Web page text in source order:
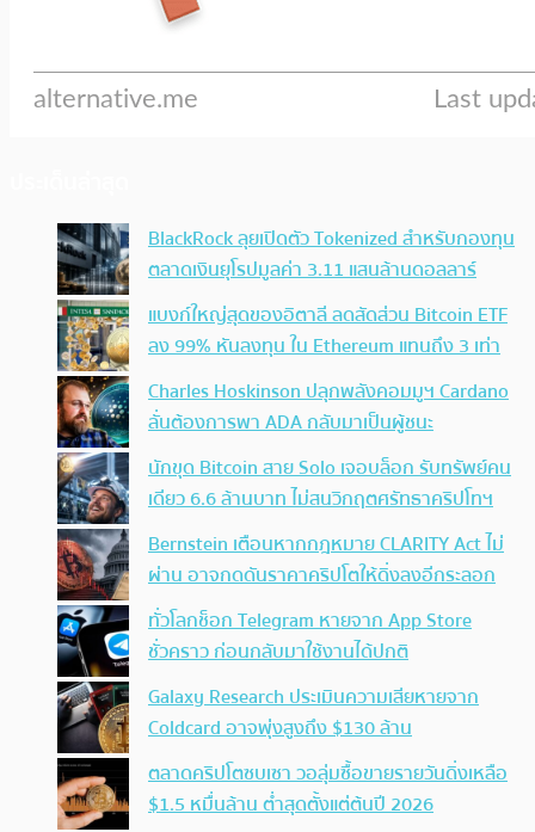
BlackRock ลุยเปิดตัว Tokenized สำหรับกองทุน
ตลาดเงินยุโรปมูลค่า 3.11 แสนล้านดอลลาร์
แบงก์ใหญ่สุดของอิตาลี ลดสัดส่วน Bitcoin ETF
ลง 99% หันลงทุน ใน Ethereum แทนถึง 3 เท่า
Charles Hoskinson ปลุกพลังคอมมูฯ Cardano
ลั่นต้องการพา ADA กลับมาเป็นผู้ชนะ
นักขุด Bitcoin สาย Solo เจอบล็อก รับทรัพย์คน
เดียว 6.6 ล้านบาท ไม่สนวิกฤตศรัทธาคริปโทฯ
Bernstein เตือนหากกฎหมาย CLARITY Act ไม่
ผ่าน อาจกดดันราคาคริปโตให้ดิ่งลงอีกระลอก
ทั่วโลกช็อก Telegram หายจาก App Store
ชั่วคราว ก่อนกลับมาใช้งานได้ปกติ
Galaxy Research ประเมินความเสียหายจาก
Coldcard อาจพุ่งสูงถึง $130 ล้าน
ตลาดคริปโตซบเซา วอลุ่มซื้อขายรายวันดิ่งเหลือ
$1.5 หมื่นล้าน ต่ำสุดตั้งแต่ต้นปี 2026